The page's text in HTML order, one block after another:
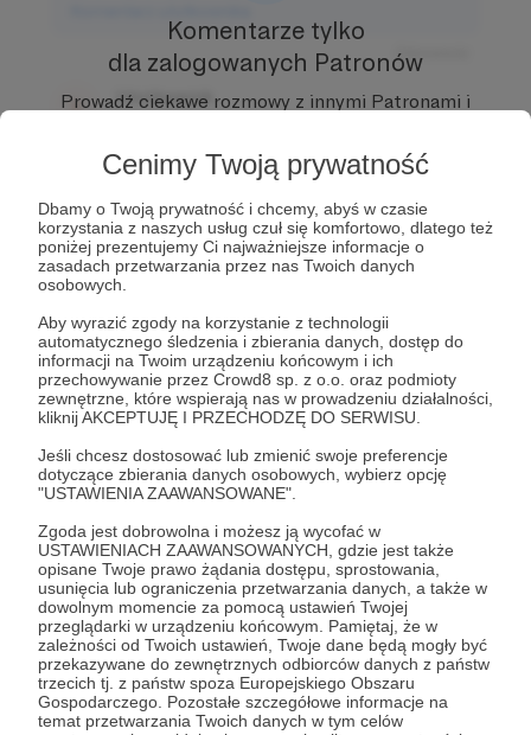
Cenimy Twoją prywatność
Dbamy o Twoją prywatność i chcemy, abyś w czasie
korzystania z naszych usług czuł się komfortowo, dlatego też
poniżej prezentujemy Ci najważniejsze informacje o
zasadach przetwarzania przez nas Twoich danych
osobowych.
Aby wyrazić zgody na korzystanie z technologii
automatycznego śledzenia i zbierania danych, dostęp do
informacji na Twoim urządzeniu końcowym i ich
przechowywanie przez Crowd8 sp. z o.o. oraz podmioty
zewnętrzne, które wspierają nas w prowadzeniu działalności,
kliknij AKCEPTUJĘ I PRZECHODZĘ DO SERWISU.
Jeśli chcesz dostosować lub zmienić swoje preferencje
dotyczące zbierania danych osobowych, wybierz opcję
"USTAWIENIA ZAAWANSOWANE".
Zgoda jest dobrowolna i możesz ją wycofać w
USTAWIENIACH ZAAWANSOWANYCH, gdzie jest także
opisane Twoje prawo żądania dostępu, sprostowania,
usunięcia lub ograniczenia przetwarzania danych, a także w
dowolnym momencie za pomocą ustawień Twojej
przeglądarki w urządzeniu końcowym. Pamiętaj, że w
zależności od Twoich ustawień, Twoje dane będą mogły być
przekazywane do zewnętrznych odbiorców danych z państw
trzecich tj. z państw spoza Europejskiego Obszaru
Gospodarczego. Pozostałe szczegółowe informacje na
temat przetwarzania Twoich danych w tym celów
Odpowiedz
Użytkownik
Komentarz użytkownika
Odpowiedz
Użytkownik
3 dni temu
Komentarz użytkownika
Odpowiedz
Komentarze tylko
dla zalogowanych Patronów
Prowadź ciekawe rozmowy z innymi Patronami i
Zostań Patronem
Dołącz do grona Patronów!
Wesprzyj działalność AutoraPszczelarz z Wąchocka
już teraz!